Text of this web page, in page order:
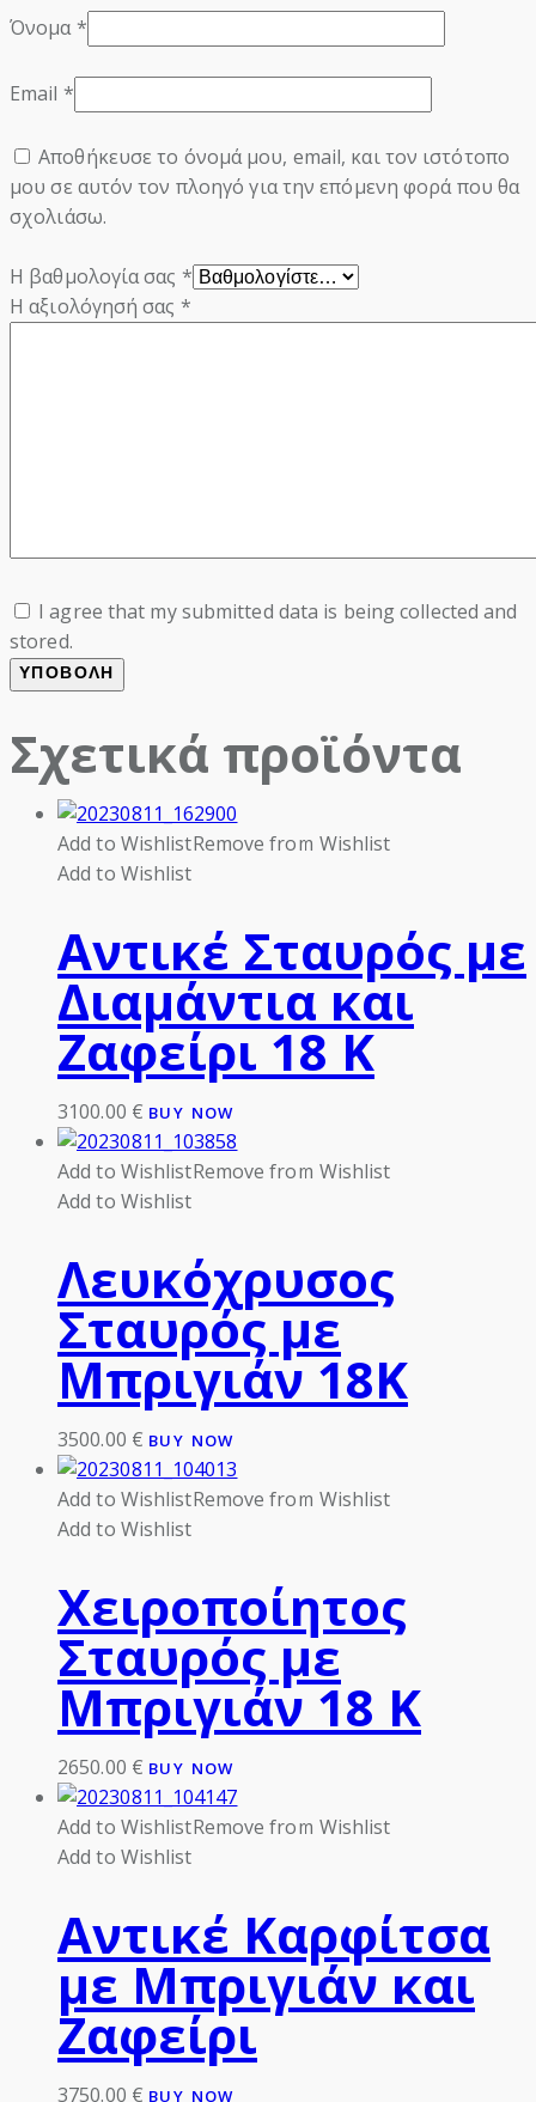
Όνομα*
Email *
Αποθήκευσε το όνομά μου, email, και τον ιστότοπο
μου σε αυτόν τον πλοηγό για την επόμενη φορά που θα
σχολιάσω.
Η βαθμολογία σας *
Η αξιολόγησή σας *
I agree that my submitted data is being collected and
stored.
Σχετικά προϊόντα
Add to WishlistRemove from Wishlist
Add to Wishlist
Αντικέ Σταυρός με
Διαμάντια και
Ζαφείρι 18 Κ
3100.00 € BUY NOW
Add to WishlistRemove from Wishlist
Add to Wishlist
Λευκόχρυσος
Σταυρός με
Μπριγιάν 18Κ
3500.00 € BUY NOW
Add to WishlistRemove from Wishlist
Add to Wishlist
Χειροποίητος
Σταυρός με
Μπριγιάν 18 Κ
2650.00 € BUY NOW
Add to WishlistRemove from Wishlist
Add to Wishlist
Αντικέ Καρφίτσα
με Μπριγιάν και
Ζαφείρι
3750.00 €